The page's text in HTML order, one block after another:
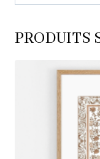
PRODUITS